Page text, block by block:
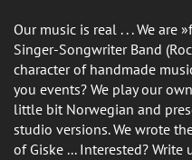
Our music is real . . . We are
Singer-Songwriter Band
character of handmade
you events? We play our
little bit Norwegian and
studio versions. We wrote
of Giske ... Interested? Write